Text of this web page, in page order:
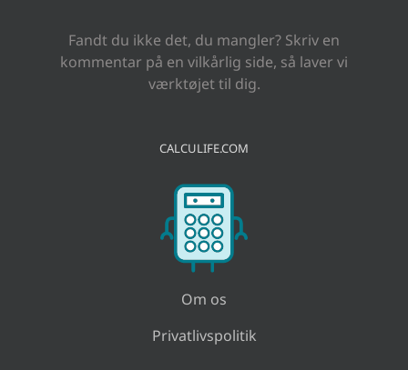
Fandt du ikke det, du mangler? Skriv en
kommentar på en vilkårlig side, så laver vi
værktøjet til dig.
CALCULIFE.COM
Om os
Privatlivspolitik